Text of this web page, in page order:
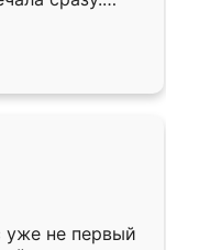
подошёл к
Собрали
даже
уже не первый